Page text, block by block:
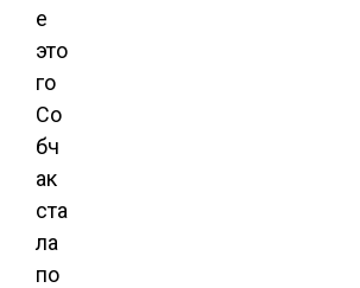
е
это
го
Со
бч
ак
ста
ла
по